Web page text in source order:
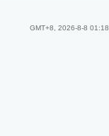
GMT+8, 2026-8-8 01:18